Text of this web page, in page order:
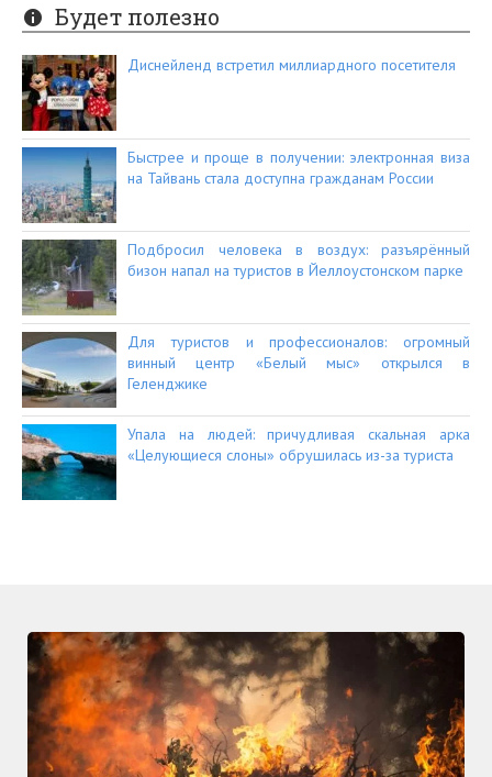
Будет полезно
Диснейленд встретил миллиардного посетителя
Быстрее и проще в получении: электронная виза
на Тайвань стала доступна гражданам России
Подбросил человека в воздух: разъярённый
бизон напал на туристов в Йеллоустонском парке
Для туристов и профессионалов: огромный
винный центр «Белый мыс» открылся в
Геленджике
Упала на людей: причудливая скальная арка
«Целующиеся слоны» обрушилась из-за туриста